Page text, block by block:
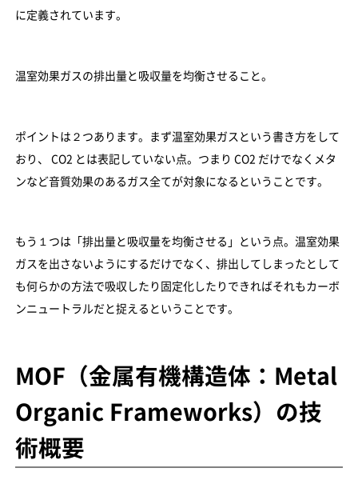
に定義されています。
温室効果ガスの排出量と吸収量を均衡させること。
ポイントは２つあります。まず温室効果ガスという書き方をして
おり、 CO2 とは表記していない点。つまり CO2 だけでなくメタ
ンなど音質効果のあるガス全てが対象になるということです。
もう１つは「排出量と吸収量を均衡させる」という点。温室効果
ガスを出さないようにするだけでなく、排出してしまったとして
も何らかの方法で吸収したり固定化したりできればそれもカーボ
ンニュートラルだと捉えるということです。
MOF（金属有機構造体：Metal
Organic Frameworks）の技
術概要